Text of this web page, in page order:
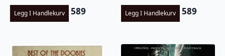
Legg I Handlekurv 589 Legg I Handlekurv 589